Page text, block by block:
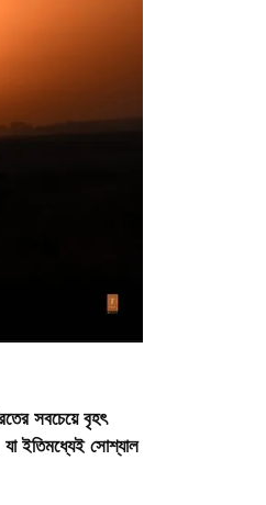
সবচেয়ে বৃহৎ
যা ইতিমধ্যেই সোশ্যাল